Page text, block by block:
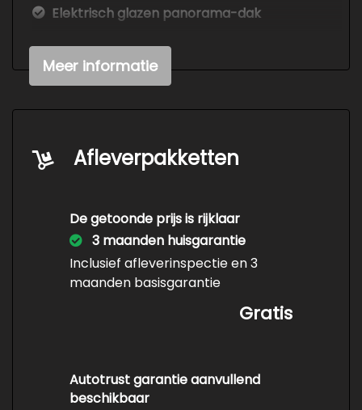
Elektrisch glazen panorama-dak
Getint glas
Lage kilometerstand
Lichtmetalen velgen 17"
Metaalkleur
Panoramadak
Parkeersensor achter
Parkeersensor voor
Meer informatie
Afleverpakketten
De getoonde prijs is rijklaar
3 maanden huisgarantie
Inclusief afleverinspectie en 3
maanden basisgarantie
Gratis
Autotrust garantie aanvullend
beschikbaar